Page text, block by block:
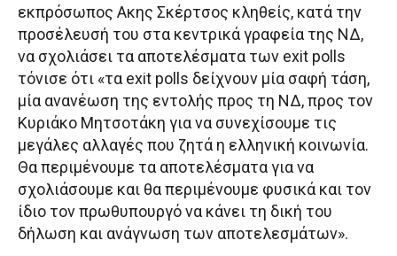
εκπρόσωπος Ακης Σκέρτσος κληθείς, κατά την
προσέλευσή του στα κεντρικά γραφεία της ΝΔ,
να σχολιάσει τα αποτελέσματα των exit polls
τόνισε ότι «τα exit polls δείχνουν μία σαφή τάση,
μία ανανέωση της εντολής προς τη ΝΔ, προς τον
Κυριάκο Μητσοτάκη για να συνεχίσουμε τις
μεγάλες αλλαγές που ζητά η ελληνική κοινωνία.
Θα περιμένουμε τα αποτελέσματα για να
σχολιάσουμε και θα περιμένουμε φυσικά και τον
ίδιο τον πρωθυπουργό να κάνει τη δική του
δήλωση και ανάγνωση των αποτελεσμάτων».